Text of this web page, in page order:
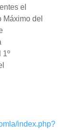
el
del
1º
index.php?